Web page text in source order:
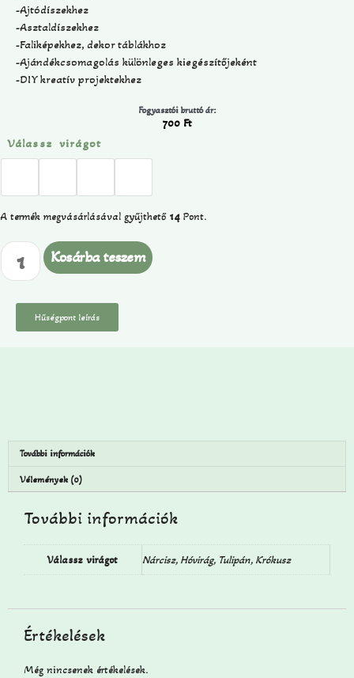
-Ajtódíszekhez
-Asztaldíszekhez
-Faliképekhez, dekor táblákhoz
-Ajándékcsomagolás különleges kiegészítőjeként
-DIY kreatív projektekhez
Fogyasztói bruttó ár:
700 Ft
Válassz virágot
A termék megvásárlásával gyűjthető 14 Pont.
Kosárba teszem
Hűségpont leírás
További információk
Vélemények (0)
További információk
Válassz virágot Nárcisz, Hóvirág, Tulipán, Krókusz
Értékelések
Még nincsenek értékelések.